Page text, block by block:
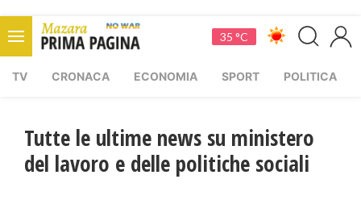
35 °C
TV CRONACA ECONOMIA SPORT POLITICA
Tutte le ultime news su ministero
del lavoro e delle politiche sociali